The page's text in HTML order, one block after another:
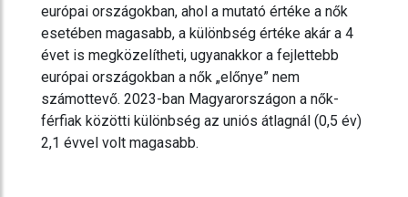
európai országokban, ahol a mutató értéke a nők
esetében magasabb, a különbség értéke akár a 4
évet is megközelítheti, ugyanakkor a fejlettebb
európai országokban a nők „előnye” nem
számottevő. 2023-ban Magyarországon a nők-
férfiak közötti különbség az uniós átlagnál (0,5 év)
2,1 évvel volt magasabb.